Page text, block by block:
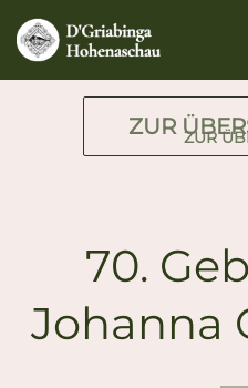
Inhalt
springen
ZUR ZUR
70.
Johanna